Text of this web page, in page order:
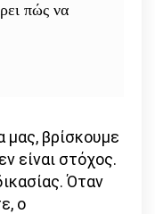
πώς να
βρίσκουμε
είναι στόχος.
Όταν
ο